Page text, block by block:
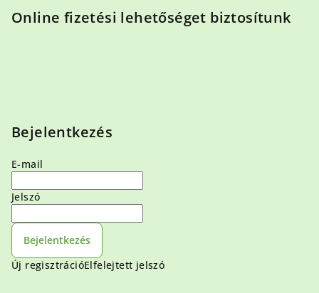
Online fizetési lehetőséget biztosítunk
Bejelentkezés
E-mail
Jelszó
Bejelentkezés
Új regisztrációElfelejtett jelszó